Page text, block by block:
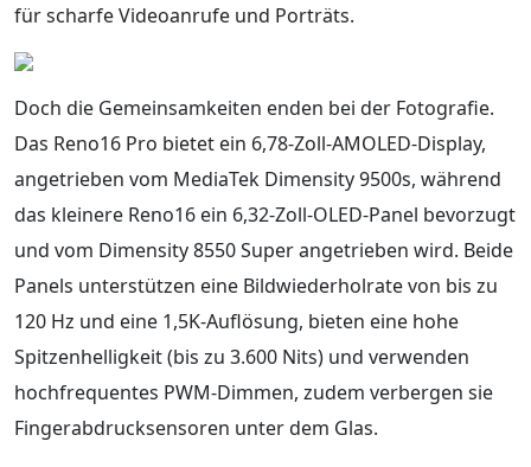
für scharfe Videoanrufe und Porträts.
Doch die Gemeinsamkeiten enden bei der Fotografie.
Das Reno16 Pro bietet ein 6,78-Zoll-AMOLED-Display,
angetrieben vom MediaTek Dimensity 9500s, während
das kleinere Reno16 ein 6,32-Zoll-OLED-Panel bevorzugt
und vom Dimensity 8550 Super angetrieben wird. Beide
Panels unterstützen eine Bildwiederholrate von bis zu
120 Hz und eine 1,5K-Auflösung, bieten eine hohe
Spitzenhelligkeit (bis zu 3.600 Nits) und verwenden
hochfrequentes PWM-Dimmen, zudem verbergen sie
Fingerabdrucksensoren unter dem Glas.